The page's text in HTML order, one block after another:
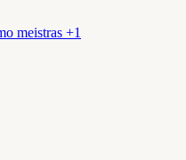
meistras +1